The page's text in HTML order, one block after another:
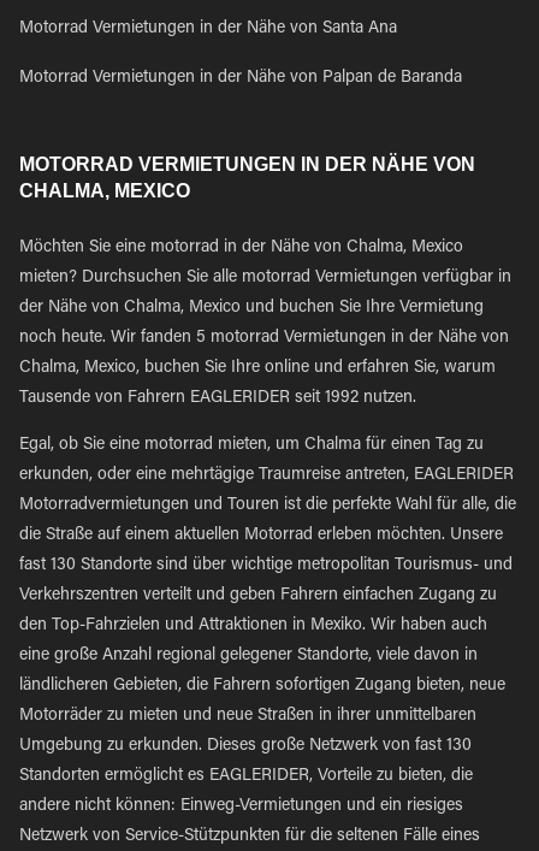
Motorrad Vermietungen in der Nähe von Santa Ana
Motorrad Vermietungen in der Nähe von Palpan de Baranda
MOTORRAD VERMIETUNGEN IN DER NÄHE VON
CHALMA, MEXICO
Möchten Sie eine motorrad in der Nähe von Chalma, Mexico
mieten? Durchsuchen Sie alle motorrad Vermietungen verfügbar in
der Nähe von Chalma, Mexico und buchen Sie Ihre Vermietung
noch heute. Wir fanden 5 motorrad Vermietungen in der Nähe von
Chalma, Mexico, buchen Sie Ihre online und erfahren Sie, warum
Tausende von Fahrern EAGLERIDER seit 1992 nutzen.
Egal, ob Sie eine motorrad mieten, um Chalma für einen Tag zu
erkunden, oder eine mehrtägige Traumreise antreten, EAGLERIDER
Motorradvermietungen und Touren ist die perfekte Wahl für alle, die
die Straße auf einem aktuellen Motorrad erleben möchten. Unsere
fast 130 Standorte sind über wichtige metropolitan Tourismus- und
Verkehrszentren verteilt und geben Fahrern einfachen Zugang zu
den Top-Fahrzielen und Attraktionen in Mexiko. Wir haben auch
eine große Anzahl regional gelegener Standorte, viele davon in
ländlicheren Gebieten, die Fahrern sofortigen Zugang bieten, neue
Motorräder zu mieten und neue Straßen in ihrer unmittelbaren
Umgebung zu erkunden. Dieses große Netzwerk von fast 130
Standorten ermöglicht es EAGLERIDER, Vorteile zu bieten, die
andere nicht können: Einweg-Vermietungen und ein riesiges
Netzwerk von Service-Stützpunkten für die seltenen Fälle eines